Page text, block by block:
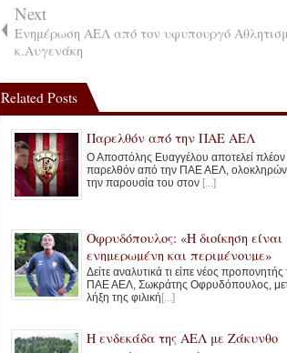
Next
Ενημέρωση ΑΕΛ από τον υφυπουργό
κ.Αυγενάκη
Related Posts
Παρελθόν από την ΠΑΕ ΑΕΛ
Ο Αποστόλης Ευαγγέλου αποτελεί πλέον
παρελθόν από την ΠΑΕ ΑΕΛ,
την παρουσία του στον [...]
Οφρυδόπουλος: «Η διοίκηση είναι
ενημερωμένη και περιμένουμε»
Δείτε αναλυτικά τι είπε νέος προπονητής
ΠΑΕ ΑΕΛ, Σωκράτης Οφρυδόπουλος,
λήξη της φιλική[...]
Η ενδεκάδα της ΑΕΛ με Ζάκυνθο